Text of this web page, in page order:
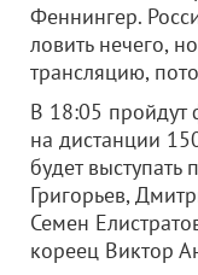
Феннингер.
ловить нечего,
трансляцию,
В 18:05 пройдут
на дистанции
будет выступать
Григорьев,
Семен
кореец Виктор